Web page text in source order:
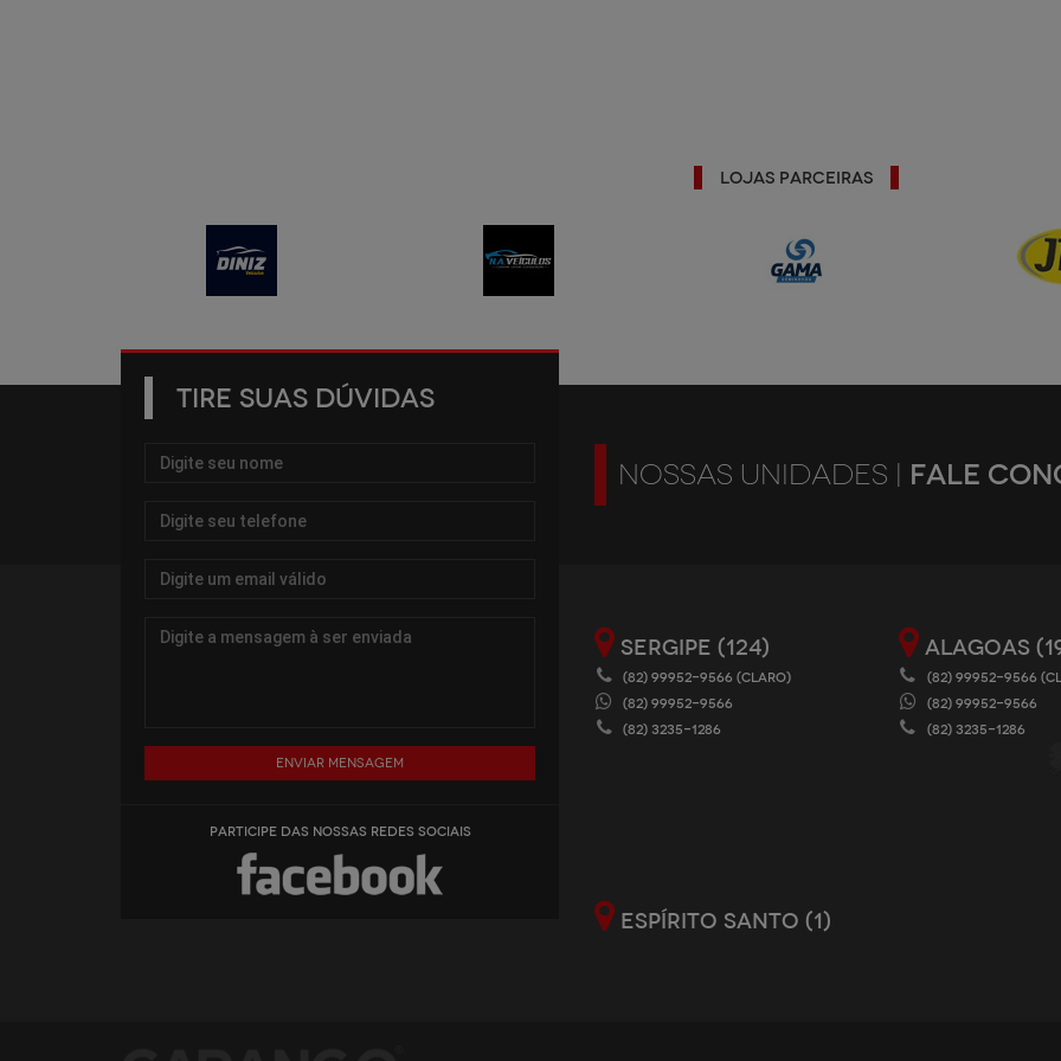
Lojas Parceiras
TIRE SUAS DÚVIDAS
Enviar mensagem
PARTICIPE DAS NOSSAS REDES SOCIAIS
NOSSAS UNIDADES | FALE
SERGIPE (124)
(82) 99952-9566 (CLARO)
(82) 99952-9566
(82) 3235-1286
ALAGOAS
(82) 99952-9566
(82) 99952-9566
(82) 3235-1286
ESPÍRITO SANTO (1)